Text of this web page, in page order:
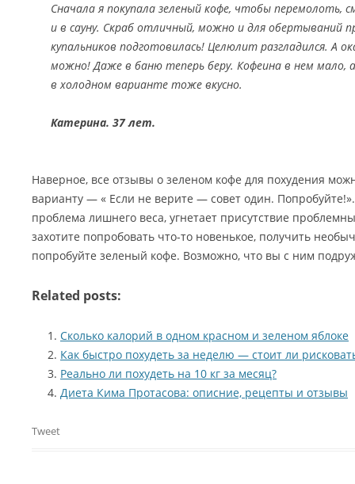
Сначала я покупала зеленый кофе, чтобы перемолоть,
и в сауну. Скраб отличный, можно и для обертываний
купальников подготовилась! Целюлит разгладился. А
можно! Даже в баню теперь беру. Кофеина в нем
в холодном варианте тоже вкусно.
Катерина. 37 лет.
Наверное, все отзывы о зеленом кофе для похудения
варианту — « Если не верите — совет один.
проблема лишнего веса, угнетает присутствие
захотите попробовать что-то новенькое, получить
попробуйте зеленый кофе. Возможно, что вы с ним
Related posts:
Сколько калорий в одном красном и зеленом яблоке
Как быстро похудеть за неделю — стоит ли
Реально ли похудеть на 10 кг за месяц?
Диета Кима Протасова: описние, рецепты и отзывы
Tweet